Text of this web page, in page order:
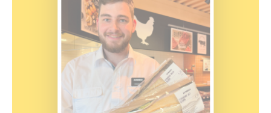
Vacatures en Solliciteren
Werken en leren
Jumbo.com
BBQ gigant webshop